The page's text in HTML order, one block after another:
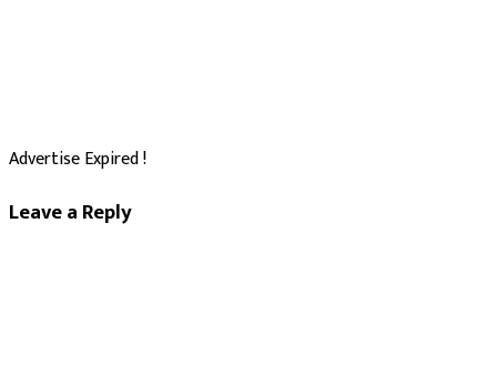
Advertise Expired !
Leave a Reply